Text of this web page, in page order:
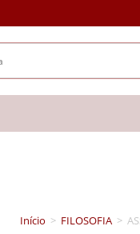
Início > FILOSOFIA >